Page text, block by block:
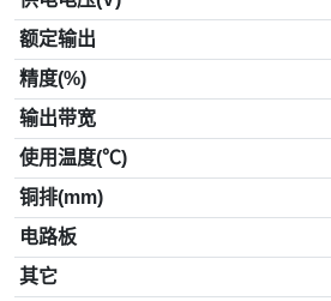
额定输出
精度(%)
输出带宽
使用温度(℃)
铜排(mm)
电路板
其它